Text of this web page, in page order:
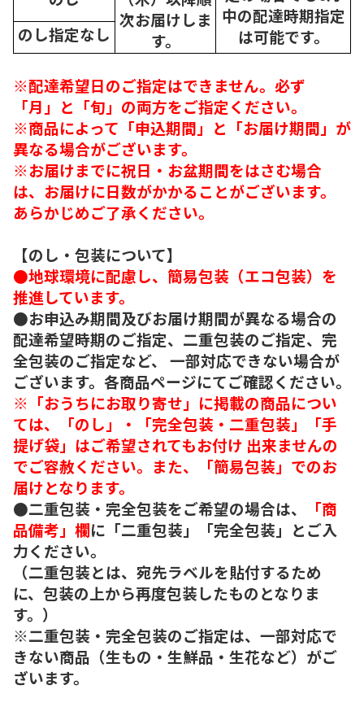
中の配達時期指定
は可能です。
次お届けしま
す。
のし指定なし
※配達希望日のご指定はできません。必ず
「月」と「旬」の両方をご指定ください。
※商品によって「申込期間」と「お届け期間」が
異なる場合がございます。
※お届けまでに祝日・お盆期間をはさむ場合
は、お届けに日数がかかることがございます。
あらかじめご了承ください。
【のし・包装について】
●地球環境に配慮し、簡易包装（エコ包装）を
推進しています。
●お申込み期間及びお届け期間が異なる場合の
配達希望時期のご指定、二重包装のご指定、完
全包装のご指定など、 一部対応できない場合が
ございます。各商品ページにてご確認ください。
※「おうちにお取り寄せ」に掲載の商品につい
ては、「のし」・「完全包装・二重包装」「手
提げ袋」はご希望されてもお付け 出来ませんの
でご容赦ください。また、「簡易包装」でのお
届けとなります。
●二重包装・完全包装をご希望の場合は、
「商
品備考」欄に「二重包装」「完全包装」とご入
力ください。
（二重包装とは、宛先ラベルを貼付するため
に、包装の上から再度包装したものとなりま
す。）
※二重包装・完全包装のご指定は、一部対応で
きない商品（生もの・生鮮品・生花など）がご
ざいます。